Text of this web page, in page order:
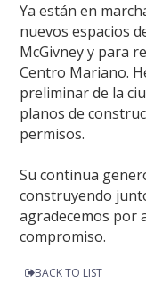
Ya están en
nuevos espacios
McGivney y para
Centro Mariano.
preliminar de la
planos de
permisos.
Su continua
construyendo
agradecemos por
compromiso.
BACK TO LIST